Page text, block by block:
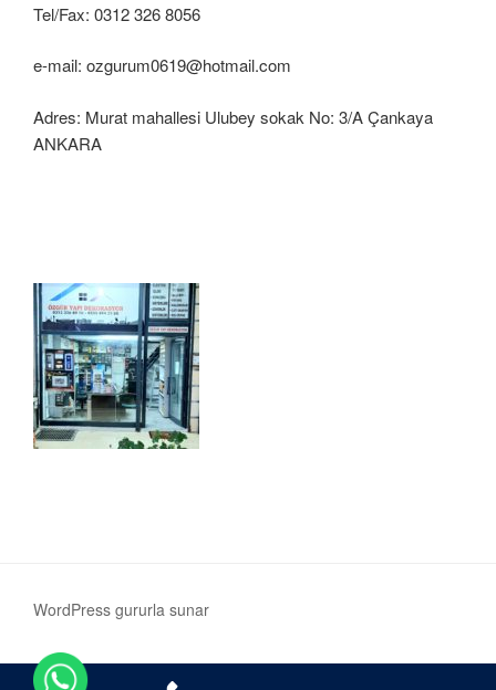
Tel/Fax: 0312 326 8056
e-mail: ozgurum0619@hotmail.com
Adres: Murat mahallesi Ulubey sokak No: 3/A Çankaya
ANKARA
WordPress gururla sunar